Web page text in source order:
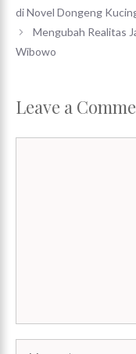
di Novel Dongeng
Mengubah Realitas
Wibowo
Leave a